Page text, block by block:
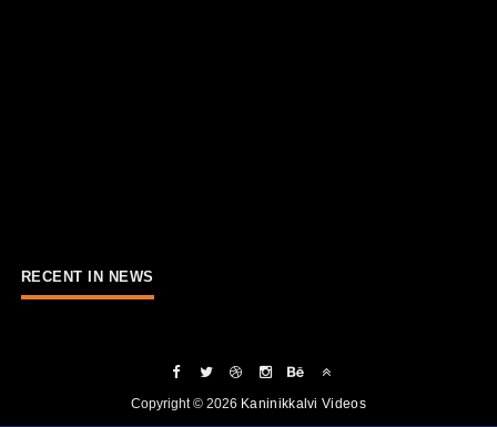
RECENT IN NEWS
Copyright ©2026 Kaninikkalvi Videos